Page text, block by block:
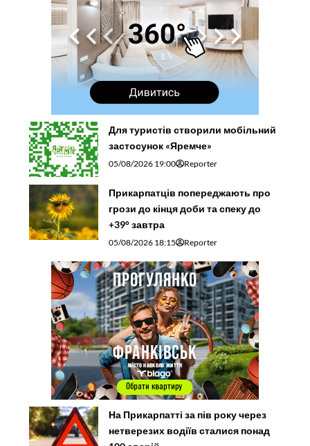
Для туристів створили мобільний
застосунок «Яремче»
05/08/2026 19:00 Reporter
Прикарпатців попереджають про
грози до кінця доби та спеку до
+39° завтра
05/08/2026 18:15 Reporter
На Прикарпатті за пів року через
нетверезих водіїв сталися понад